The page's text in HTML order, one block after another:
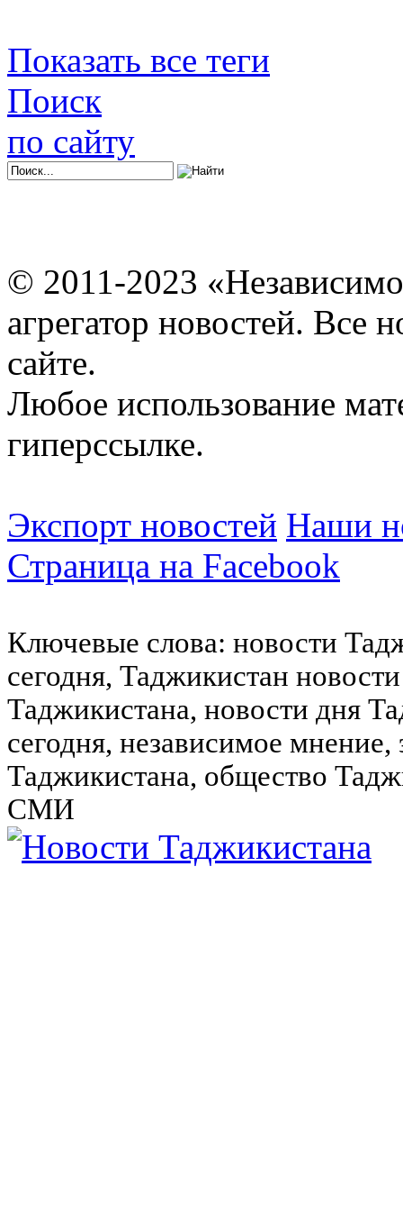
Показать все теги
Поиск
по сайту
© 2011-2023
агрегатор новостей. Все
сайте.
Любое использование
гиперссылке.
Экспорт новостей Наши
Страница на Facebook
Ключевые слова: новости
сегодня, Таджикистан
Таджикистана, новости дня
сегодня, независимое
Таджикистана, общество
СМИ